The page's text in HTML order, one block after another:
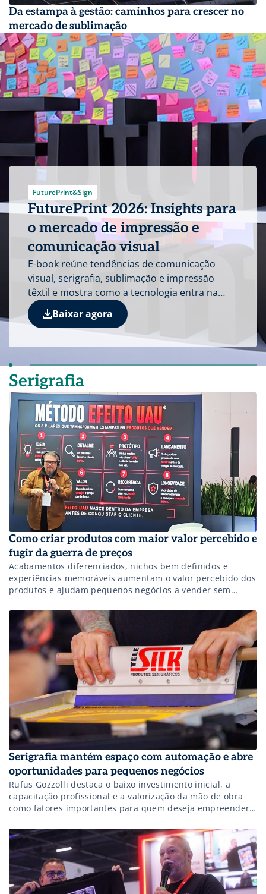
Da estampa à gestão: caminhos para crescer no
mercado de sublimação
FuturePrint&Sign
FuturePrint 2026: Insights para
o mercado de impressão e
comunicação visual
E-book reúne tendências de comunicação
visual, serigrafia, sublimação e impressão
têxtil e mostra como a tecnologia entra na
conta do negócio.
Baixar agora
Serigrafia
Como criar produtos com maior valor percebido e
fugir da guerra de preços
Acabamentos diferenciados, nichos bem definidos e
experiências memoráveis aumentam o valor percebido dos
produtos e ajudam pequenos negócios a vender sem
Serigrafia mantém espaço com automação e abre
oportunidades para pequenos negócios
Rufus Gozzolli destaca o baixo investimento inicial, a
capacitação profissional e a valorização da mão de obra
como fatores importantes para quem deseja empreender